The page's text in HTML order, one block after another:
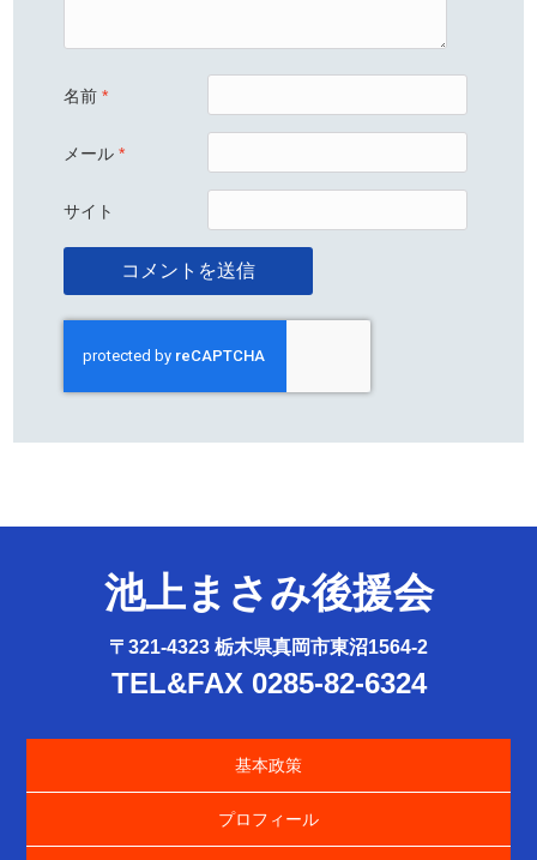
名前*
メール*
サイト
池上まさみ後援会
〒321-4323 栃木県真岡市東沼1564-2
TEL&FAX 0285-82-6324
基本政策
プロフィール